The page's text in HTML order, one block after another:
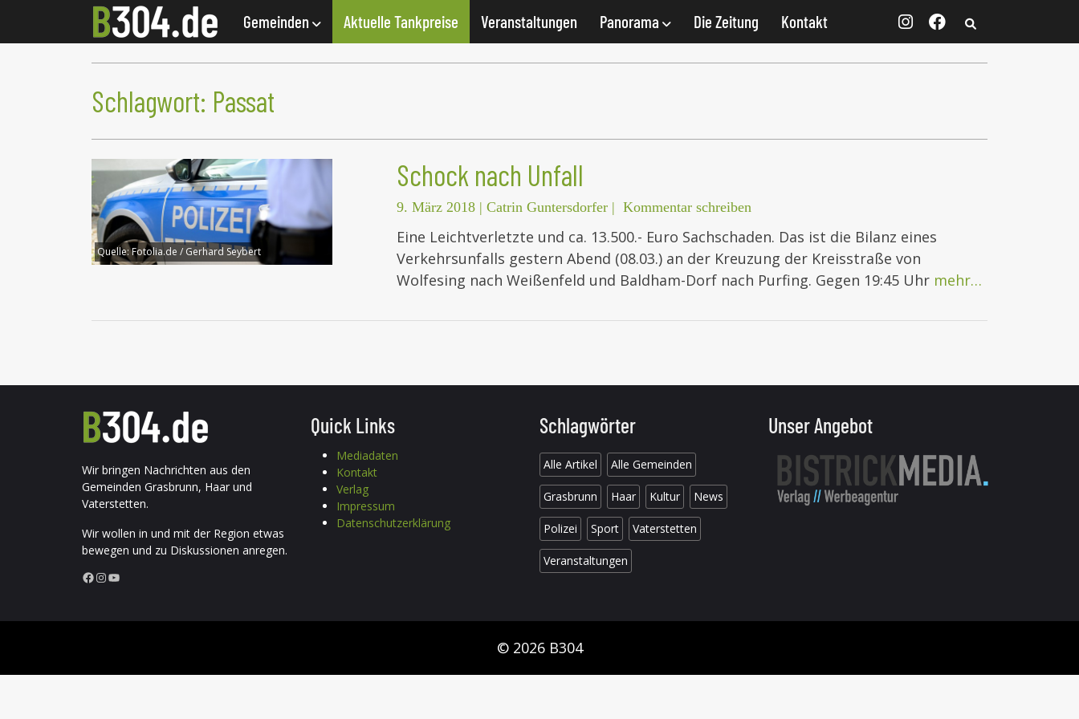
Gemeinden Aktuelle Tankpreise Veranstaltungen Panorama Die Zeitung Kontakt
Schlagwort: Passat
Quelle:Fotolia.de / Gerhard Seybert
Schock nach Unfall
9. März 2018 | Catrin Guntersdorfer | Kommentar schreiben
Eine Leichtverletzte und ca. 13.500.- Euro Sachschaden. Das ist die Bilanz eines
Verkehrsunfalls gestern Abend (08.03.) an der Kreuzung der Kreisstraße von
Wolfesing nach Weißenfeld und Baldham-Dorf nach Purfing. Gegen 19:45 Uhr mehr…
Wir bringen Nachrichten aus den
Gemeinden Grasbrunn, Haar und
Vaterstetten.
Wir wollen in und mit der Region etwas
bewegen und zu Diskussionen anregen.
Facebook InstagramYouTube
Quick Links
Mediadaten
Kontakt
Verlag
Impressum
Datenschutzerklärung
Schlagwörter
Alle Artikel Alle Gemeinden
Grasbrunn Haar Kultur News
Polizei Sport Vaterstetten
Veranstaltungen
Unser Angebot
© 2026 B304